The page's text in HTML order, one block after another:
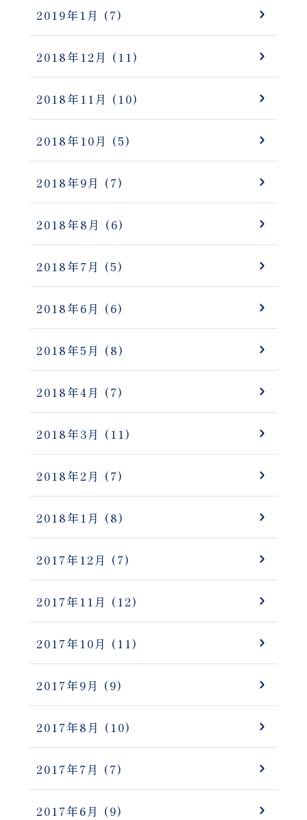
2019年1月 (7)
2018年12月 (11)
2018年11月 (10)
2018年10月 (5)
2018年9月 (7)
2018年8月 (6)
2018年7月 (5)
2018年6月 (6)
2018年5月 (8)
2018年4月 (7)
2018年3月 (11)
2018年2月 (7)
2018年1月 (8)
2017年12月 (7)
2017年11月 (12)
2017年10月 (11)
2017年9月 (9)
2017年8月 (10)
2017年7月 (7)
2017年6月 (9)